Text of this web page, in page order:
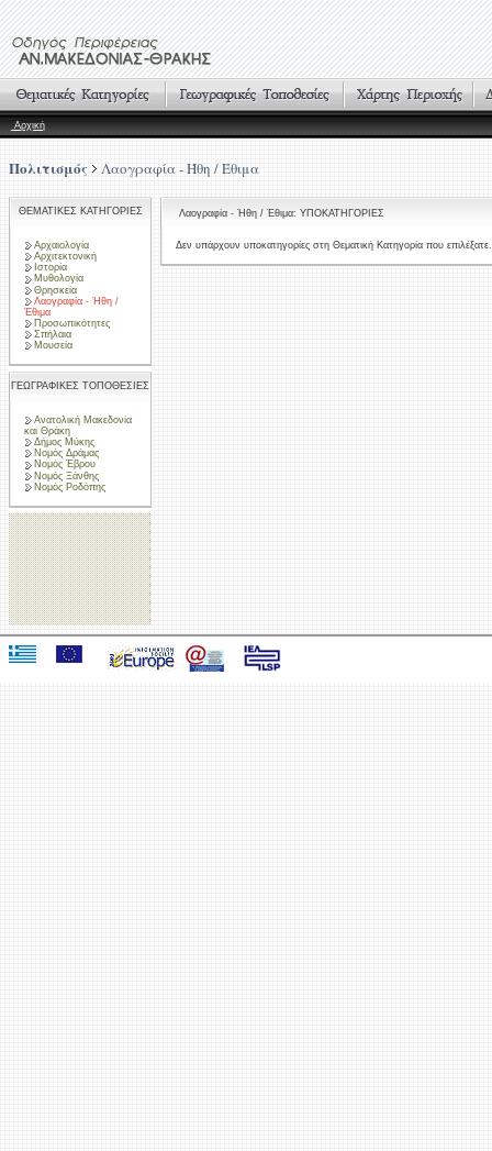
Αρχική
Πολιτισμός Λαογραφία - Ήθη / Έθιμα
ΘΕΜΑΤΙΚΕΣ ΚΑΤΗΓΟΡΙΕΣ
Αρχαιολογία
Αρχιτεκτονική
Ιστορία
Μυθολογία
Θρησκεία
Λαογραφία - Ήθη /
Έθιμα
Προσωπικότητες
Σπήλαια
Μουσεία
ΓΕΩΓΡΑΦΙΚΕΣ ΤΟΠΟΘΕΣΙΕΣ
Ανατολική Μακεδονία
και Θράκη
Δήμος Μύκης
Νομός Δράμας
Νομός Έβρου
Νομός Ξάνθης
Νομός Ροδόπης
Λαογραφία - Ήθη / Έθιμα: ΥΠΟΚΑΤΗΓΟΡΙΕΣ
Δεν υπάρχουν υποκατηγορίες στη Θεματική Κατηγορία που επιλέξατε.